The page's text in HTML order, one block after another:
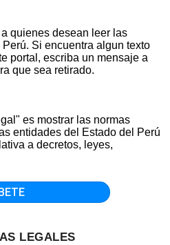
quienes desean leer las
Si encuentra algun texto
portal, escriba un mensaje a
que sea retirado.
es mostrar las normas
entidades del Estado del Perú
a decretos, leyes,
LEGALES